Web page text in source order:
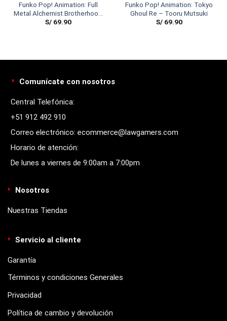
Funko Pop! Animation: Full
Metal Alchemist Brotherhood
– Riza Hawkeye
S/69.90
Funko Pop! Animation: Tokyo
Ghoul Re – Tooru Mutsuki
S/69.90
Comunícate con nosotros
Central Telefónica:
+51 912 492 910
Correo electrónico: ecommerce@lawgamers.com
Horario de atención:
De lunes a viernes de 9:00am a 7:00pm
Nosotros
Nuestras Tiendas
Servicio al cliente
Garantía
Términos y condiciones Generales
Privacidad
Política de cambio y devolución